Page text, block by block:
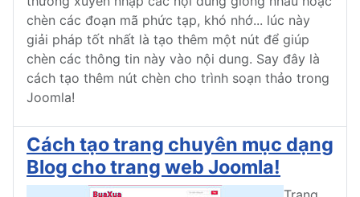
chèn các đoạn mã phức tạp, khó nhớ... lúc này
giải pháp tốt nhất là tạo thêm một nút để giúp
chèn các thông tin này vào nội dung. Say đây là
cách tạo thêm nút chèn cho trình soạn thảo trong
Joomla!
Cách tạo trang chuyên mục dạng
Blog cho trang web Joomla!